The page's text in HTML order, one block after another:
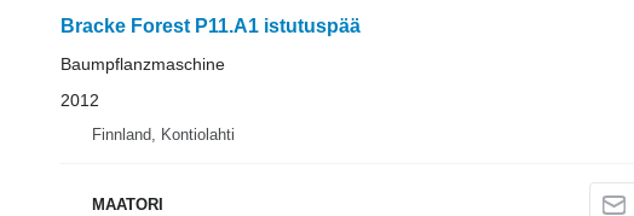
Bracke Forest P11.A1 istutuspää
Baumpflanzmaschine
2012
Finnland, Kontiolahti
MAATORI